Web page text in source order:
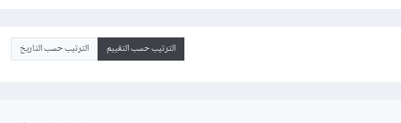
الترتيب حسب التقييم الترتيب حسب التاريخ